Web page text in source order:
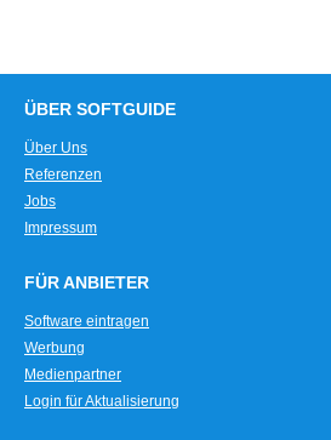
ÜBER SOFTGUIDE
Über Uns
Referenzen
Jobs
Impressum
FÜR ANBIETER
Software eintragen
Werbung
Medienpartner
Login für Aktualisierung